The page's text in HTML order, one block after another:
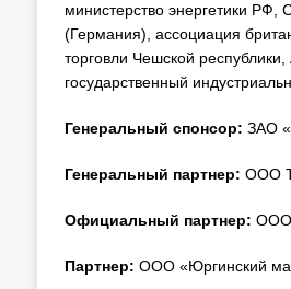
министерство энергетики
(Германия), ассоциация
торговли Чешской
государственный
Генеральный спонсор: ЗАО
Генеральный партнер: ООО
Официальный партнер: ООО
Партнер: ООО «Юргинский